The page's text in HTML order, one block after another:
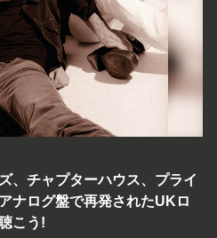
、チャプターハウス、プライ
ナログ盤で再発されたUKロ
こう!